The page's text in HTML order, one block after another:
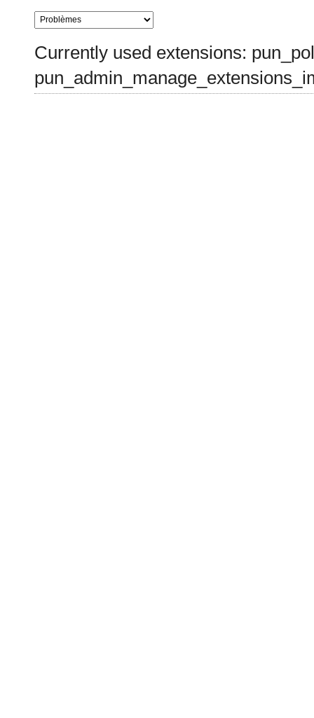
Currently used extensions: